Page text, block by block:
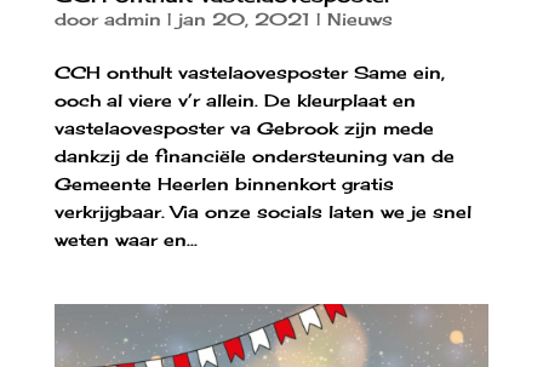
door admin | jan 20, 2021 | Nieuws
CCH onthult vastelaovesposter Same ein,
ooch al viere v’r allein. De kleurplaat en
vastelaovesposter va Gebrook zijn mede
dankzij de financiële ondersteuning van de
Gemeente Heerlen binnenkort gratis
verkrijgbaar. Via onze socials laten we je snel
weten waar en...